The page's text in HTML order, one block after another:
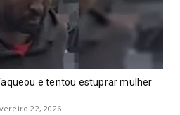
e tentou estuprar mulher
22, 2026